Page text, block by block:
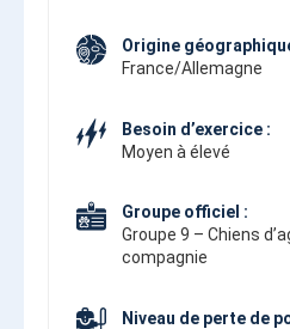
Origine
France/Allemagne
Besoin d’exercice :
Moyen à élevé
Groupe officiel :
Groupe 9 – Chiens
compagnie
Niveau de perte de